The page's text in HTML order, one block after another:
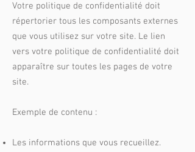
Votre politique de confidentialité doit
répertorier tous les composants externes
que vous utilisez sur votre site. Le lien
vers votre politique de confidentialité doit
apparaître sur toutes les pages de votre
site.
Exemple de contenu :
Les informations que vous recueillez.